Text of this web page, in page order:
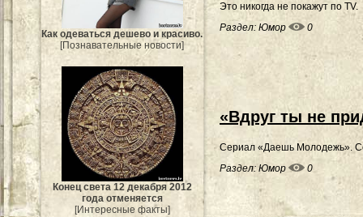
Как одеваться дешево и красиво.
[Познавательные новости]
Конец света 12 декабря 2012
года отменяется
[Интересные факты]
Это никогда не покажут по TV.
Раздел: Юмор 0
«Вдруг ты не
Сериал «Даешь Молодежь».
Раздел: Юмор 0